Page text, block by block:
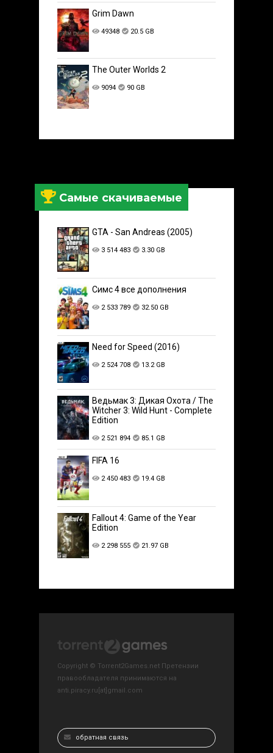
Grim Dawn
49348 20.5 GB
The Outer Worlds 2
9094 90 GB
Самые скачиваемые
GTA - San Andreas (2005)
3 514 483 3.30 GB
Симс 4 все дополнения
2 533 789 32.50 GB
Need for Speed (2016)
2 524 708 13.2 GB
Ведьмак 3: Дикая Охота / The
Witcher 3: Wild Hunt - Complete
Edition
2 521 894 85.1 GB
FIFA 16
2 450 483 19.4 GB
Fallout 4: Game of the Year
Edition
2 298 555 21.97 GB
Copyright © Torrent2Games.net Претензии
правообладателя принимаются на
anti.piracy.ru[at]gmail.com
обратная связь